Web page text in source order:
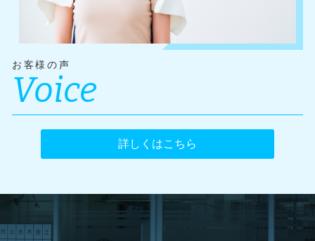
お客様の声
Voice
詳しくはこちら